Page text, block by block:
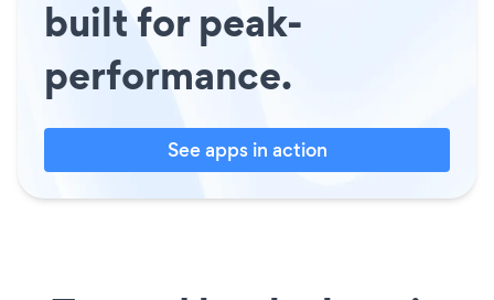
built for peak-
performance.
See apps in action